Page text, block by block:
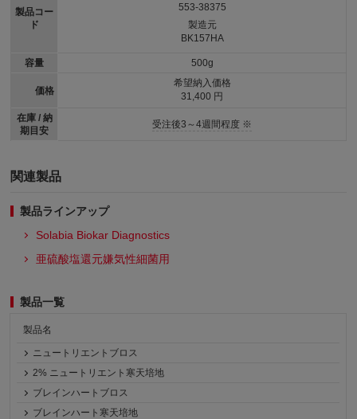
製品コー
ド
容量
価格
在庫 / 納
期目安
553-38375
製造元
BK157HA
500g
希望納入価格
31,400 円
受注後3～4週間程度 ※
関連製品
製品ラインアップ
Solabia Biokar Diagnostics
亜硫酸塩還元嫌気性細菌用
製品一覧
製品名
ニュートリエントブロス
2% ニュートリエント寒天培地
ブレインハートブロス
ブレインハート寒天培地